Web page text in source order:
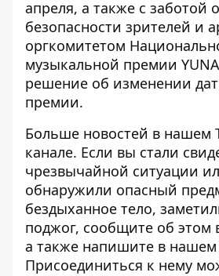
апреля, а также с заботой
безопасности зрителей и
оргкомитетом
музыкальной премии
решение об изменении
премии.
Больше новостей в нашем
канале. Если вы стали
чрезвычайной ситуации
обнаружили опасный
бездыханное тело,
поджог, сообщите об этом
а также напишите в нашем
Присоединиться к нему